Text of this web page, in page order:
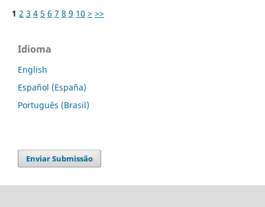
1 2 3 4 5 6 7 8 9 10 > >>
Idioma
English
Español (España)
Português (Brasil)
Enviar Submissão